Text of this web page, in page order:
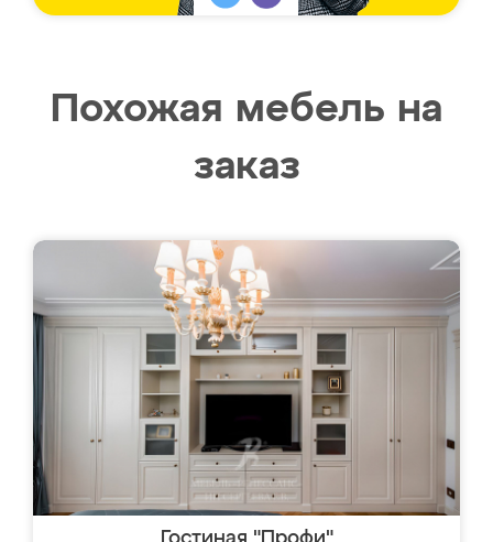
Похожая мебель на
заказ